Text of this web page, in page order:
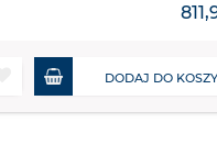
DODAJ DO